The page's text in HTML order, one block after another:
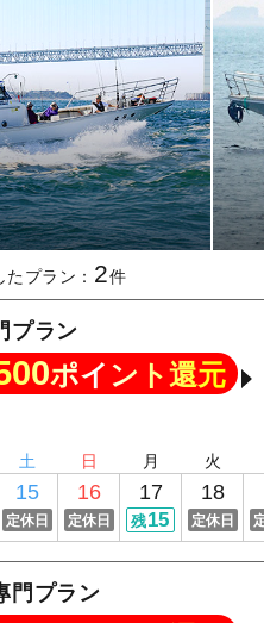
プラン： 2件
プラン
ポイント還元
土
15
定休日
日
16
定休日
月
17
残15
火
18
定休日
門プラン